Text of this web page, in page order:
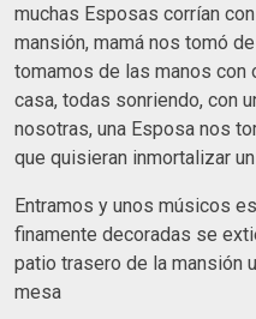
muchas Esposas corrían
mansión, mamá nos tomó
tomamos de las manos con
casa, todas sonriendo, con
nosotras, una Esposa nos
que quisieran inmortalizar
Entramos y unos músicos
finamente decoradas se
patio trasero de la mansión
mesa